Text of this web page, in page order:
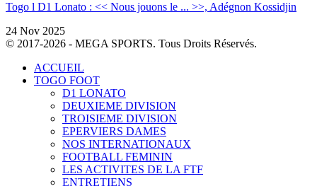
Togo l D1 Lonato : << Nous jouons le ... >>, Adégnon Kossidjin
24 Nov 2025
© 2017-2026 - MEGA SPORTS. Tous Droits Réservés.
ACCUEIL
TOGO FOOT
D1 LONATO
DEUXIEME DIVISION
TROISIEME DIVISION
EPERVIERS DAMES
NOS INTERNATIONAUX
FOOTBALL FEMININ
LES ACTIVITES DE LA FTF
ENTRETIENS